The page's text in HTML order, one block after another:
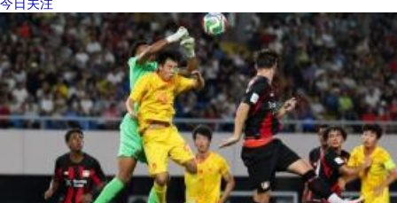
今日关注